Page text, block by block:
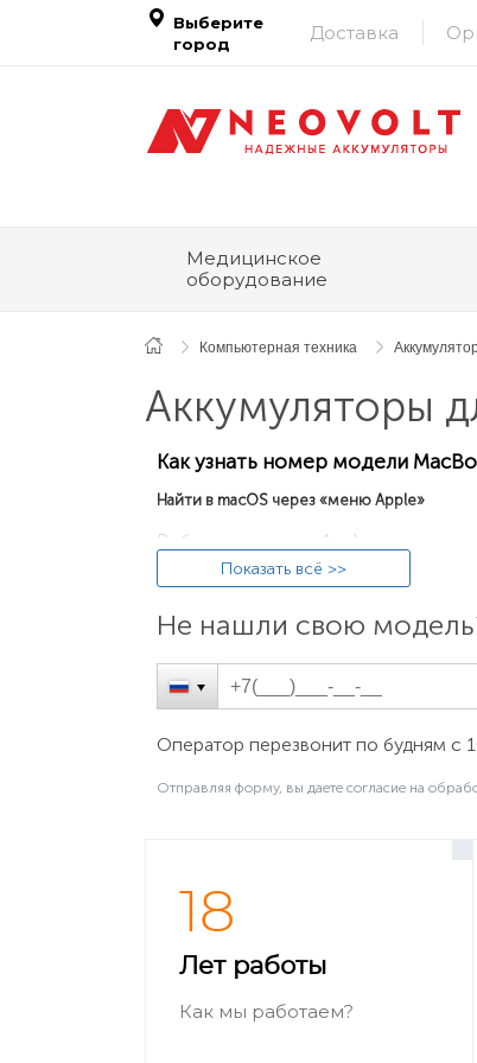
Выберите
город
Доставка
Медицинское
оборудование
Компьютерная техника
Аккумуляторы
Как узнать номер модели
Найти в macOS через «меню Apple»
Выберите значок «Apple» в левом
информация о модели MacBook. С
Найти на корпусе MacBook
Серийный номер нанесён также и
В некоторых моделях там же
Показать всё >>
Не нашли свою
Оператор перезвонит по будням с
Отправляя форму, вы даете согласие на
18
Лет работы
Как мы работаем?